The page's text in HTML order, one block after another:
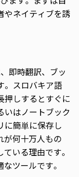
やネイティブを誘
即時翻訳、ブッ
。スロバキア語
押しするとすぐに
いはノートブック
に簡単に保存し
が何十万人もの
いる理由です。
ツールです。